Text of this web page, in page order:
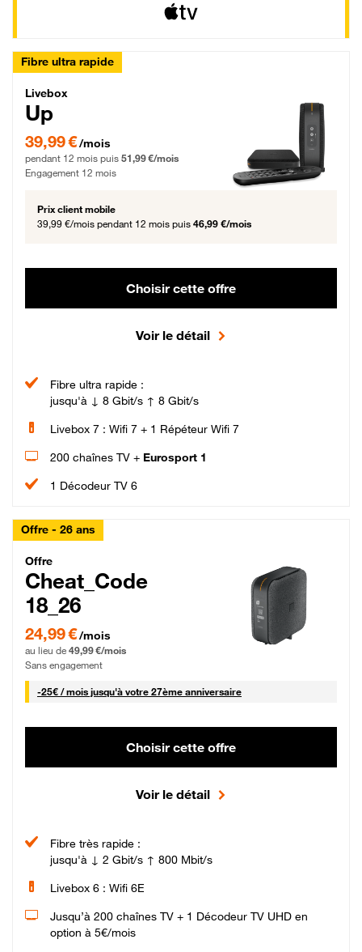
Fibre ultra rapide
Livebox Up Fibre
Livebox
Up
39,99 € par mois pendant 12 mois puis 51,99 € par mois, Engagement 12 mois
39,99 €/mois
pendant 12 mois puis 51,99 €/mois
Engagement 12 mois
Prix client mobile
39,99 €/mois pendant 12 mois puis 46,99 €/mois
Choisir cette offre
Voir le détail
Fibre ultra rapide :
jusqu'à ↓ 8 Gbit/s ↑ 8 Gbit/s
Livebox 7 : Wifi 7 + 1 Répéteur Wifi 7
200 chaînes TV + Eurosport 1
1 Décodeur TV 6
Offre - 26 ans
Cheat_Code Fibre_18_26
Offre
Cheat_Code
18_26
24,99 € par mois pendant 0 mois puis 49,99 € par mois, Sans engagement
24,99 €/mois
au lieu de 49,99 €/mois
Sans engagement
-25€ / mois25 € par mois
jusqu'à votre 27ème anniversaire
Choisir cette offre
Voir le détail
Fibre très rapide :
jusqu'à ↓ 2 Gbit/s ↑ 800 Mbit/s
Livebox 6 : Wifi 6E
Jusqu’à 200 chaînes TV + 1 Décodeur TV UHD en
option à 5€/mois